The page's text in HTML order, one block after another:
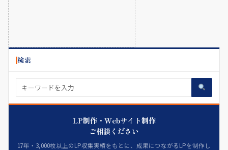
検索
LP制作・Webサイト制作
ご相談ください
17年・3,000枚以上のLP収集実績をもとに、成果につながるLPを制作し